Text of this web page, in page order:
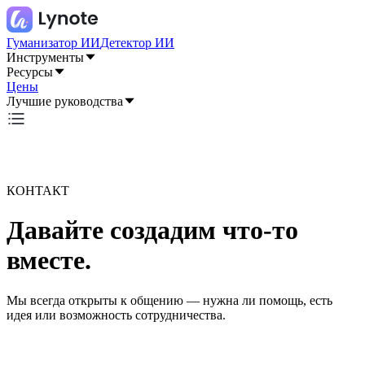
Гуманизатор ИИДетектор ИИ
Инструменты
Ресурсы
Цены
Лучшие руководства
КОНТАКТ
Давайте создадим что-то
вместе.
Мы всегда открыты к общению — нужна ли помощь, есть
идея или возможность сотрудничества.